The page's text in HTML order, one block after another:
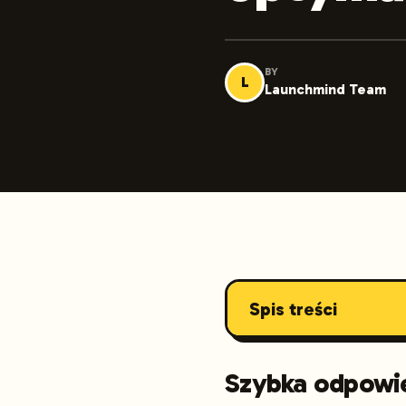
L
BY
Launchmind Team
Spis treści
Szybka